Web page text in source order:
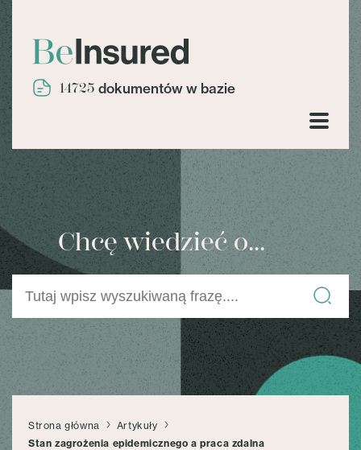
14725 dokumentów w bazie
Chcę wiedzieć o...
Strona główna
Artykuły
Stan zagrożenia epidemicznego a praca zdalna